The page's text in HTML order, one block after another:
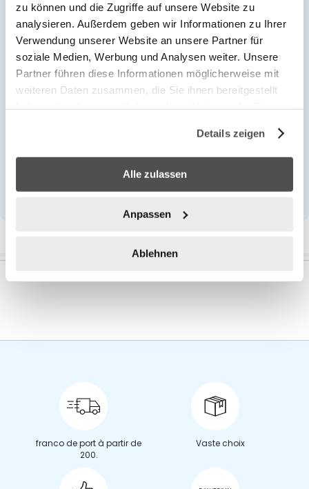
zu können und die Zugriffe auf unsere Website zu
analysieren. Außerdem geben wir Informationen zu Ihrer
Verwendung unserer Website an unsere Partner für
soziale Medien, Werbung und Analysen weiter. Unsere
Partner führen diese Informationen möglicherweise mit
weiteren Daten zusammen, die Sie ihnen bereitgestellt
Details zeigen
Alle zulassen
Anpassen
Ablehnen
précis
Bandeau entièrement réglable
Embout de tuba ajusté
Technologie "Dry Top" empêchant l'eau de
pénétrer dans le tuba
1 paire de palmes
Voir plus
franco de port à partir de
200.
Vaste choix